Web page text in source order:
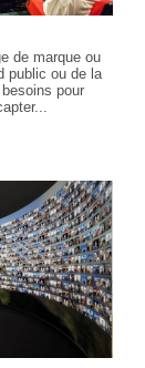
de marque ou
public ou de la
pour